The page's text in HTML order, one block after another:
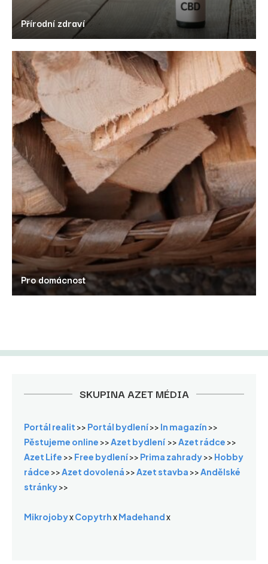
Přírodní zdraví
Pro domácnost
SKUPINA AZET MÉDIA
Portál realit >> Portál bydlení>> In magazín >>
Pěstujeme online >>Azet bydlení >>Azet rádce >>
Azet Life >> Free bydlení>> Prima zahrady>> Hobby
rádce >>Azet dovolená >>Azet stavba >>Andělské
stránky>>
MikrojobyxCopytrhxMadehandx